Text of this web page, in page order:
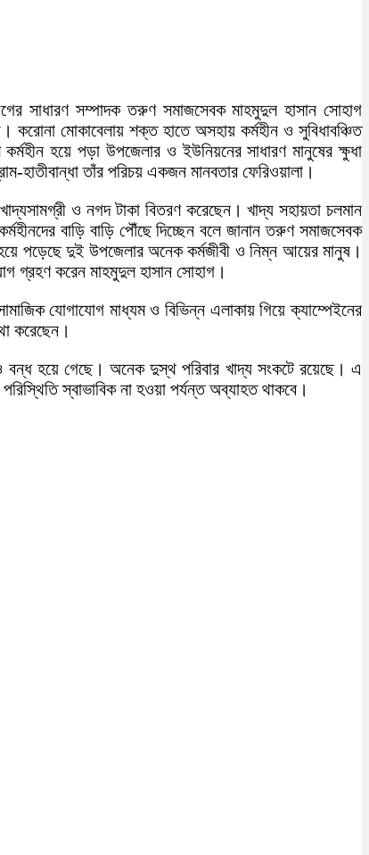
সাধারণ সম্পাদক তরুণ সমাজসেবক মাহমুদুল হাসান সোহাগ
করোনা মোকাবেলায় শক্ত হাতে অসহায় কর্মহীন ও সুবিধাবঞ্চিত
হয়ে পড়া উপজেলার ও ইউনিয়নের সাধারণ মানুষের ক্ষুধা
হাতীবান্ধা তাঁর পরিচয় একজন মানবতার ফেরিওয়ালা।
ও নগদ টাকা বিতরণ করেছেন। খাদ্য সহায়তা চলমান
বাড়ি বাড়ি পৌঁছে দিচ্ছেন বলে জানান তরুণ সমাজসেবক
হয়ে পড়েছে দুই উপজেলার অনেক কর্মজীবী ও নিম্ন আয়ের মানুষ।
গ্রহণ করেন মাহমুদুল হাসান সোহাগ।
যোগাযোগ মাধ্যম ও বিভিন্ন এলাকায় গিয়ে ক্যাম্পেইনের
করেছেন।
বন্ধ হয়ে গেছে। অনেক দুস্থ পরিবার খাদ্য সংকটে রয়েছে। এ
স্বাভাবিক না হওয়া পর্যন্ত অব্যাহত থাকবে।